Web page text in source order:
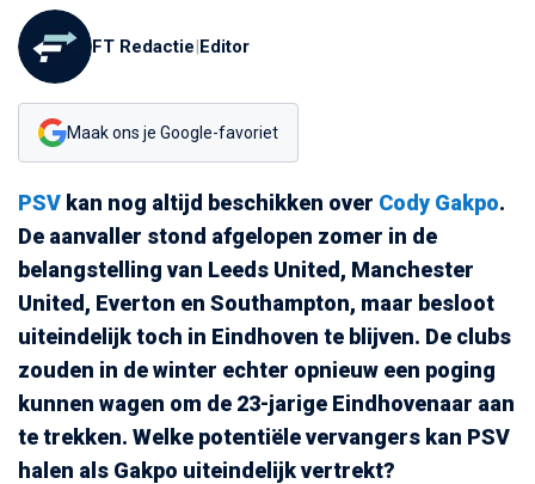
FT Redactie|Editor
Maak ons je Google-favoriet
PSV kan nog altijd beschikken over Cody Gakpo.
De aanvaller stond afgelopen zomer in de
belangstelling van Leeds United, Manchester
United, Everton en Southampton, maar besloot
uiteindelijk toch in Eindhoven te blijven. De clubs
zouden in de winter echter opnieuw een poging
kunnen wagen om de 23-jarige Eindhovenaar aan
te trekken. Welke potentiële vervangers kan PSV
halen als Gakpo uiteindelijk vertrekt?